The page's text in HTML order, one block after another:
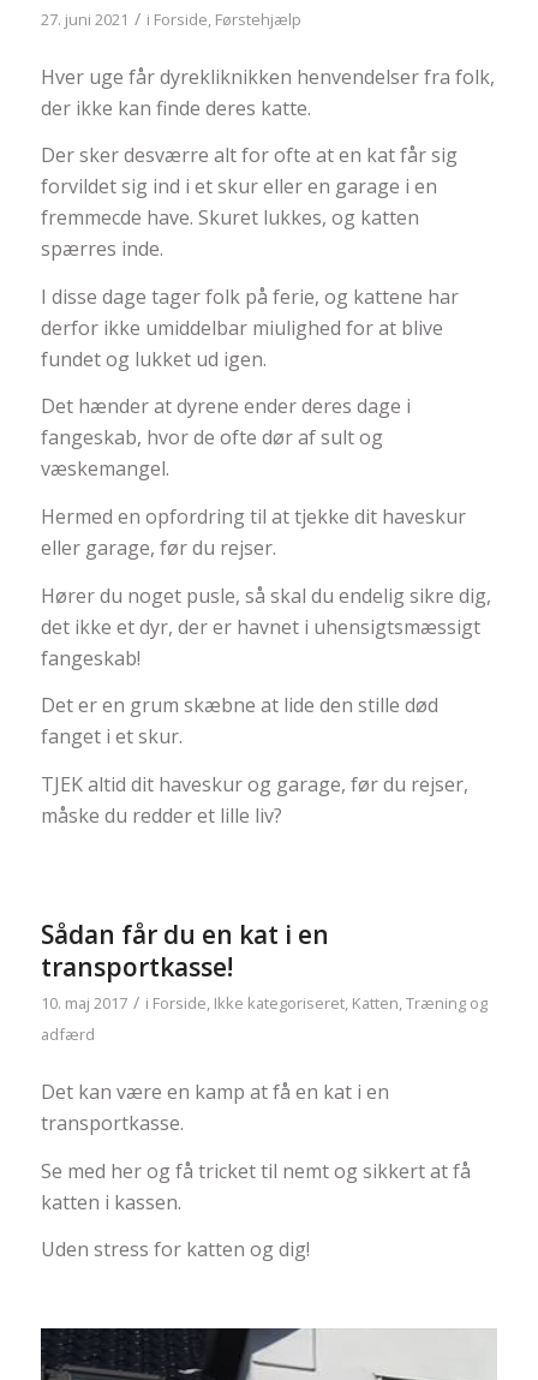
27. juni 2021 / i Forside, Førstehjælp
Hver uge får dyrekliknikken henvendelser fra folk,
der ikke kan finde deres katte.
Der sker desværre alt for ofte at en kat får sig
forvildet sig ind i et skur eller en garage i en
fremmecde have. Skuret lukkes, og katten
spærres inde.
I disse dage tager folk på ferie, og kattene har
derfor ikke umiddelbar miulighed for at blive
fundet og lukket ud igen.
Det hænder at dyrene ender deres dage i
fangeskab, hvor de ofte dør af sult og
væskemangel.
Hermed en opfordring til at tjekke dit haveskur
eller garage, før du rejser.
Hører du noget pusle, så skal du endelig sikre dig,
det ikke et dyr, der er havnet i uhensigtsmæssigt
fangeskab!
Det er en grum skæbne at lide den stille død
fanget i et skur.
TJEK altid dit haveskur og garage, før du rejser,
måske du redder et lille liv?
Sådan får du en kat i en
transportkasse!
10. maj 2017 / i Forside, Ikke kategoriseret, Katten,Træning og
adfærd
Det kan være en kamp at få en kat i en
transportkasse.
Se med her og få tricket til nemt og sikkert at få
katten i kassen.
Uden stress for katten og dig!